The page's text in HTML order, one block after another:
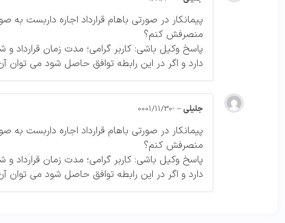
پیمانکار در صورتی باهام قرارداد اجاره
منصرفش کنم؟
پاسخ وکیل باشی: کاربر گرامی؛ مدت زمان قرارداد
دارد و اگر در این رابطه توافق حاصل شود می توان
جلیلی–
-0001/11/30
پیمانکار در صورتی باهام قرارداد اجاره
منصرفش کنم؟
پاسخ وکیل باشی: کاربر گرامی؛ مدت زمان قرارداد
دارد و اگر در این رابطه توافق حاصل شود می توان